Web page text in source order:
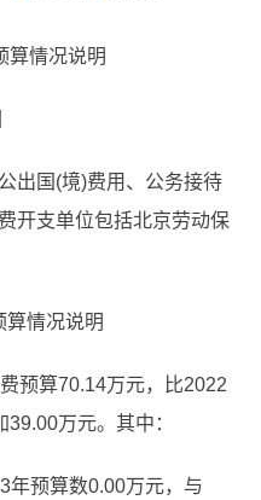
算情况说明
出国(境)费用、公务接待
开支单位包括北京劳动保
算情况说明
预算70.14万元，比2022
39.00万元。其中：
年预算数0.00万元，与